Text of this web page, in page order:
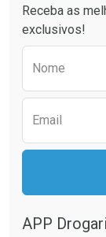
Comprar
Comprar
Receba as
exclusivos!
Nome
Email
APP